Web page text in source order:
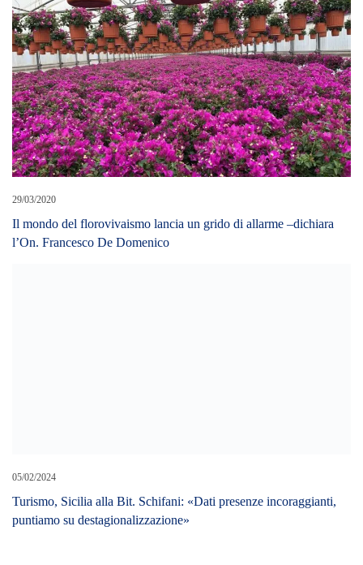
29/03/2020
Il mondo del florovivaismo lancia un grido di allarme –dichiara
l’On. Francesco De Domenico